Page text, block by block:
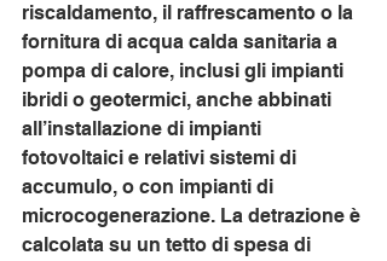
riscaldamento, il raffrescamento o la
fornitura di acqua calda sanitaria a
pompa di calore, inclusi gli impianti
ibridi o geotermici, anche abbinati
all’installazione di impianti
fotovoltaici e relativi sistemi di
accumulo, o con impianti di
microcogenerazione. La detrazione è
calcolata su un tetto di spesa di